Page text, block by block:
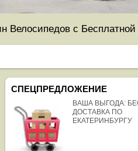
Велосипедов с
СПЕЦПРЕДЛОЖЕНИЕ
ВАША ВЫГОДА:
ДОСТАВКА ПО
ЕКАТЕРИНБУРГУ